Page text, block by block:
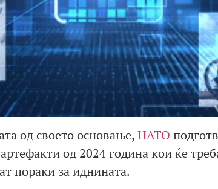
од своето основање,НАТО
од 2024 година кои ќе
пораки за иднината.